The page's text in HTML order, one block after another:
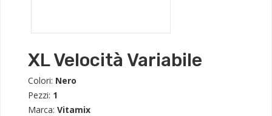
XL Velocità Variabile
Colori: Nero
Pezzi: 1
Marca: Vitamix